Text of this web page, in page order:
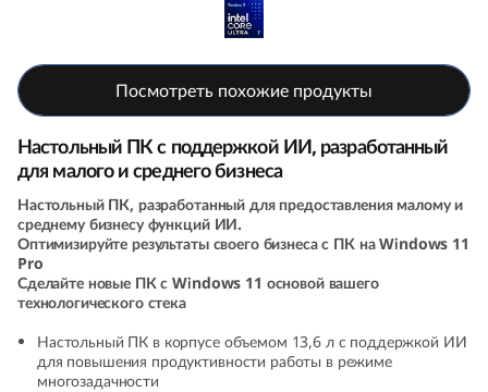
G
e
n
6
Посмотреть похожие продукты
Настольный ПК с поддержкой ИИ, разработанный
для малого и среднего бизнеса
Настольный ПК, разработанный для предоставления малому и
среднему бизнесу функций ИИ.
Оптимизируйте результаты своего бизнеса с ПК на Windows 11
Pro
Сделайте новые ПК с Windows 11 основой вашего
технологического стека
Настольный ПК в корпусе объемом 13,6 л с поддержкой ИИ
для повышения продуктивности работы в режиме
многозадачности